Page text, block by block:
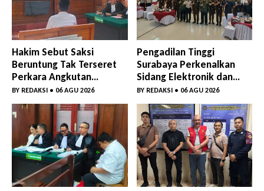
Hakim Sebut Saksi
Beruntung Tak Terseret
Perkara Angkutan
Bawang Bombay Tak
Sesuai Dokumen
BY REDAKSI • 06 AGU 2026
Pengadilan Tinggi
Surabaya Perkenalkan
Sidang Elektronik dan
Sosialisasikan Ketentuan
Baru KUHAP
BY REDAKSI• 06 AGU 2026